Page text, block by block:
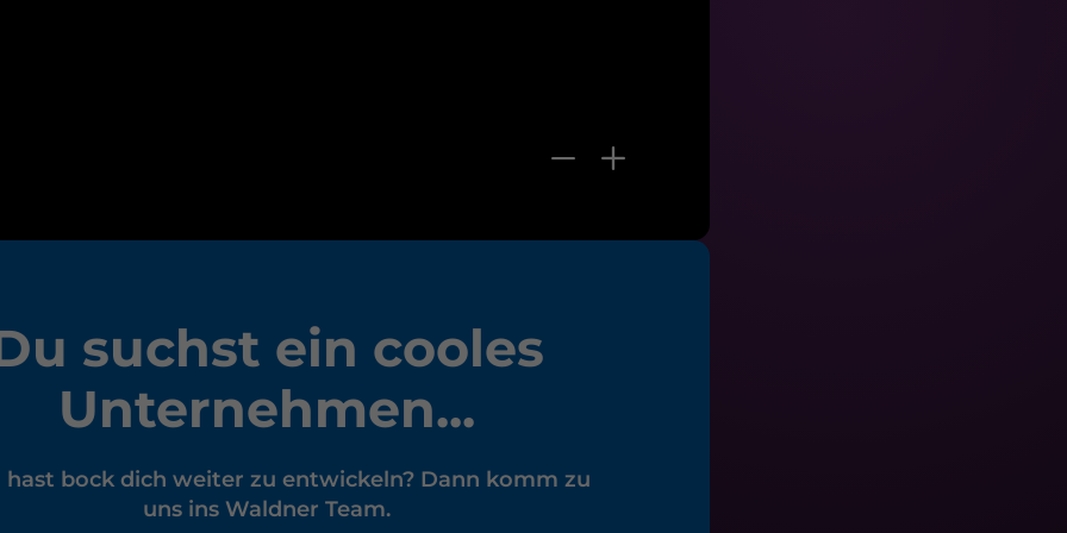
suchst ein cooles
Unternehmen...
hast bock dich weiter zu entwickeln? Dann komm zu
uns ins Waldner Team.